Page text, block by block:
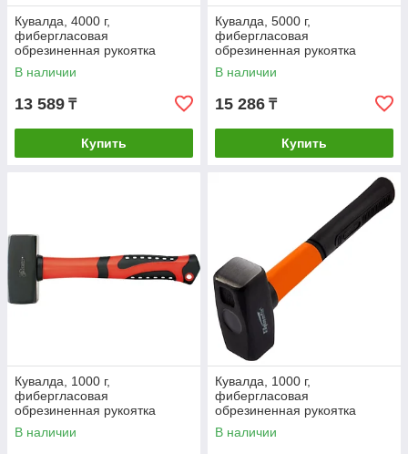
Кувалда, 4000 г,
фибергласовая
обрезиненная рукоятка
Matrix
В наличии
13 589 ₸
Купить
Кувалда, 5000 г,
фибергласовая
обрезиненная рукоятка
Matrix
В наличии
15 286 ₸
Купить
Кувалда, 1000 г,
фибергласовая
обрезиненная рукоятка
Matrix
В наличии
Кувалда, 1000 г,
фибергласовая
обрезиненная рукоятка
Sparta
В наличии